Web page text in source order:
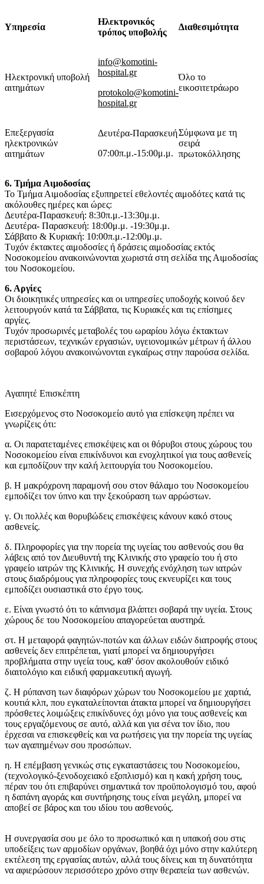
Υπηρεσία
Ηλεκτρονικός
τρόπος υποβολής
Διαθεσιμότητα
Ηλεκτρονική υποβολή
αιτημάτων
info@komotini-
hospital.gr
protokolo@komotini-
hospital.gr
Όλο το
εικοσιτετράωρο
Επεξεργασία
ηλεκτρονικών
αιτημάτων
Δευτέρα-Παρασκευή
07:00π.μ.-15:00μ.μ.
Σύμφωνα με τη
σειρά
πρωτοκόλλησης
6. Τμήμα Αιμοδοσίας
Το Τμήμα Αιμοδοσίας εξυπηρετεί εθελοντές αιμοδότες κατά τις
ακόλουθες ημέρες και ώρες:
Δευτέρα-Παρασκευή: 8:30π.μ.-13:30μ.μ.
Δευτέρα- Παρασκευή: 18:00μ.μ. -19:30μ.μ.
Σάββατο & Κυριακή: 10:00π.μ.-12:00μ.μ.
Τυχόν έκτακτες αιμοδοσίες ή δράσεις αιμοδοσίας εκτός
Νοσοκομείου ανακοινώνονται χωριστά στη σελίδα της Αιμοδοσίας
του Νοσοκομείου.
6. Αργίες
Οι διοικητικές υπηρεσίες και οι υπηρεσίες υποδοχής κοινού δεν
λειτουργούν κατά τα Σάββατα, τις Κυριακές και τις επίσημες
αργίες.
Τυχόν προσωρινές μεταβολές του ωραρίου λόγω έκτακτων
περιστάσεων, τεχνικών εργασιών, υγειονομικών μέτρων ή άλλου
σοβαρού λόγου ανακοινώνονται εγκαίρως στην παρούσα σελίδα.
Αγαπητέ Επισκέπτη
Εισερχόμενος στο Νοσοκομείο αυτό για επίσκεψη πρέπει να
γνωρίζεις ότι:
α. Οι παρατεταμένες επισκέψεις και οι θόρυβοι στους χώρους του
Νοσοκομείου είναι επικίνδυνοι και ενοχλητικοί για τους ασθενείς
και εμποδίζουν την καλή λειτουργία του Νοσοκομείου.
β. Η μακρόχρονη παραμονή σου στον θάλαμο του Νοσοκομείου
εμποδίζει τον ύπνο και την ξεκούραση των αρρώστων.
γ. Οι πολλές και θορυβώδεις επισκέψεις κάνουν κακό στους
ασθενείς.
δ. Πληροφορίες για την πορεία της υγείας του ασθενούς σου θα
λάβεις από τον Διευθυντή της Κλινικής στο γραφείο του ή στο
γραφείο ιατρών της Κλινικής. Η συνεχής ενόχληση των ιατρών
στους διαδρόμους για πληροφορίες τους εκνευρίζει και τους
εμποδίζει ουσιαστικά στο έργο τους.
ε. Είναι γνωστό ότι το κάπνισμα βλάπτει σοβαρά την υγεία. Στους
χώρους δε του Νοσοκομείου απαγορεύεται αυστηρά.
στ. Η μεταφορά φαγητών-ποτών και άλλων ειδών διατροφής στους
ασθενείς δεν επιτρέπεται, γιατί μπορεί να δημιουργήσει
προβλήματα στην υγεία τους, καθ' όσον ακολουθούν ειδικό
διαιτολόγιο και ειδική φαρμακευτική αγωγή.
ζ. Η ρύπανση των διαφόρων χώρων του Νοσοκομείου με χαρτιά,
κουτιά κλπ, που εγκαταλείπονται άτακτα μπορεί να δημιουργήσει
πρόσθετες λοιμώξεις επικίνδυνες όχι μόνο για τους ασθενείς και
τους εργαζόμενους σε αυτό, αλλά και για σένα τον ίδιο, που
έρχεσαι να επισκεφθείς και να ρωτήσεις για την πορεία της υγείας
των αγαπημένων σου προσώπων.
η. Η επέμβαση γενικώς στις εγκαταστάσεις του Νοσοκομείου,
(τεχνολογικό-ξενοδοχειακό εξοπλισμό) και η κακή χρήση τους,
πέραν του ότι επιβαρύνει σημαντικά τον προϋπολογισμό του, αφού
η δαπάνη αγοράς και συντήρησης τους είναι μεγάλη, μπορεί να
αποβεί σε βάρος και του ιδίου του ασθενούς.
Η συνεργασία σου με όλο το προσωπικό και η υπακοή σου στις
υποδείξεις των αρμοδίων οργάνων, βοηθά όχι μόνο στην καλύτερη
εκτέλεση της εργασίας αυτών, αλλά τους δίνεις και τη δυνατότητα
να αφιερώσουν περισσότερο χρόνο στην θεραπεία των ασθενών.